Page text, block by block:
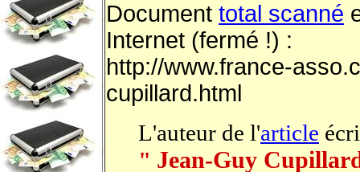
Document total scanné
Internet (fermé !) :
http://www.france-
cupillard.html
L'auteur de l'article
" Jean-Guy